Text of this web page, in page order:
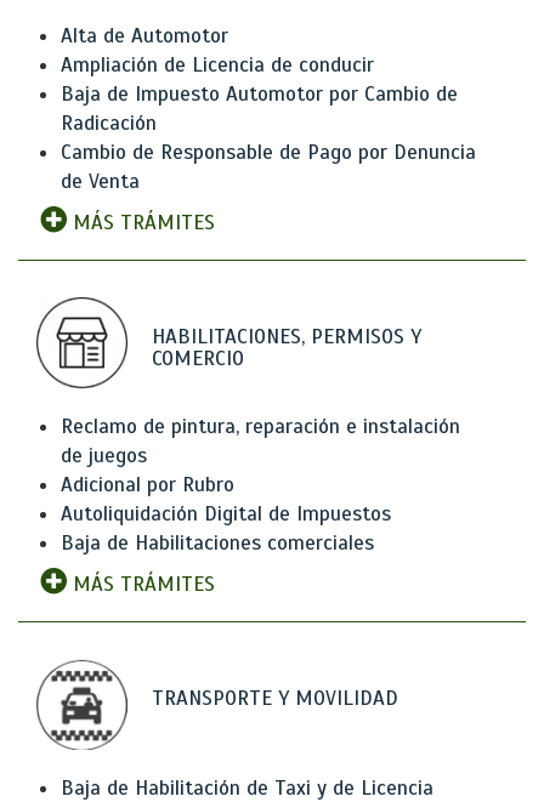
Alta de Automotor
Ampliación de Licencia de conducir
Baja de Impuesto Automotor por Cambio de
Radicación
Cambio de Responsable de Pago por Denuncia
de Venta
MÁS TRÁMITES
HABILITACIONES, PERMISOS Y
COMERCIO
Reclamo de pintura, reparación e instalación
de juegos
Adicional por Rubro
Autoliquidación Digital de Impuestos
Baja de Habilitaciones comerciales
MÁS TRÁMITES
TRANSPORTE Y MOVILIDAD
Baja de Habilitación de Taxi y de Licencia